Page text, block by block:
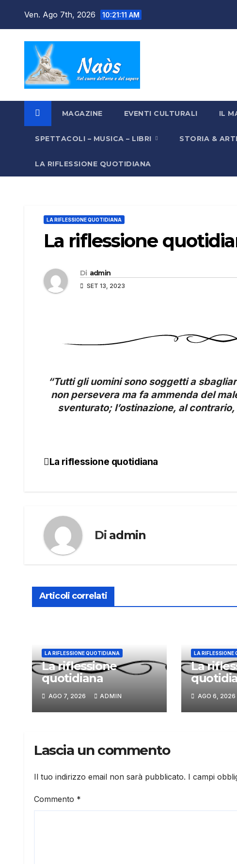
Ven. Ago 7th, 2026 10:21:11 AM
MAGAZINE EVENTI CULTURALI IL
SPETTACOLI – MUSICA – LIBRI STORIA &
LA RIFLESSIONE QUOTIDIANA
LA RIFLESSIONE QUOTIDIANA
La riflessione
Di admin
SET 13, 2023
“Tutti gli uomini sono soggetti a
non persevera ma fa ammenda del
sventurato; l’ostinazione, al
Navigazione
La riflessione quotidiana
Di admin
Articoli correlati
LA RIFLESSIONE QUOTIDIANA
La riflessione
quotidiana
AGO 7, 2026 ADMIN
LA RIFLESSIONE
La
AGO 6, 2026
Lascia un commento
Il tuo indirizzo email non sarà pubblicato. I campi
Commento *